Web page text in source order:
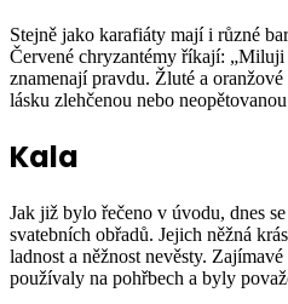
Stejně jako karafiáty mají i různé
Červené chryzantémy říkají:
znamenají pravdu. Žluté a
lásku zlehčenou nebo
Kala
Jak již bylo řečeno v úvodu, dnes
svatebních obřadů. Jejich něžná
ladnost a něžnost nevěsty.
používaly na pohřbech a byly